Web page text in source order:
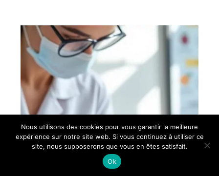
Nous utilisons des cookies pour vous garantir la meilleure
expérience sur notre site web. Si vous continuez à utiliser ce
site, nous supposerons que vous en êtes satisfait.
Ok